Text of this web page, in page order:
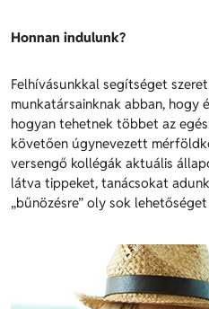
Honnan indulunk?
Felhívásunkkal segítséget
munkatársainknak abban, hogy
hogyan tehetnek többet az
követően úgynevezett
versengő kollégák aktuális
látva tippeket, tanácsokat
„bűnözésre” oly sok